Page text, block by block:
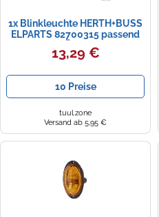
1x Blinkleuchte HERTH+BUSS
ELPARTS 82700315 passend
für CITROËN FIAT IVECO
13,29 €
10 Preise
tuul.zone
Versand ab 5,95 €